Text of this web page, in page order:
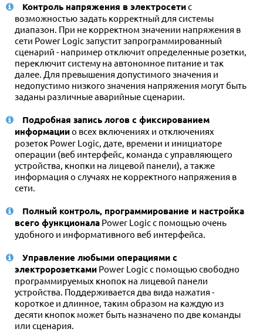
Контроль напряжения в электросетис
возможностью задать корректный для системы
диапазон. При не корректном значении напряжения в
сети Power Logic запустит запрограммированный
сценарий - например отключит определенные розетки,
переключит систему на автономное питание и так
далее. Для превышения допустимого значения и
недопустимо низкого значения напряжения могут быть
заданы различные аварийные сценарии.
Подробная запись логов с фиксированием
информациио всех включениях и отключениях
розеток Power Logic, дате, времени и инициаторе
операции (веб интерфейс, команда с управляющего
устройства, кнопки на лицевой панели), а также
информация о случаях не корректного напряжения в
сети.
Полный контроль, программирование и настройка
всего функционала Power Logic с помощью очень
удобного и информативного веб интерфейса.
Управление любыми операциями с
электророзетками Power Logic с помощью свободно
программируемых кнопок на лицевой панели
устройства. Поддерживается два вида нажатия -
короткое и длинное, таким образом на каждую из
десяти кнопок может быть назначено по две команды
или сценария.